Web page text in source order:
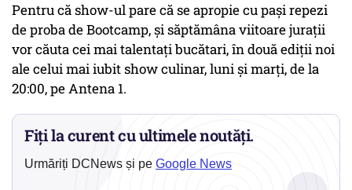
Pentru că show-ul pare că se apropie cu pași repezi
de proba de Bootcamp, și săptămâna viitoare jurații
vor căuta cei mai talentați bucătari, în două ediții noi
ale celui mai iubit show culinar, luni și marți, de la
20:00, pe Antena 1.
Fiți la curent cu ultimele noutăți.
Urmăriți DCNews și pe Google News